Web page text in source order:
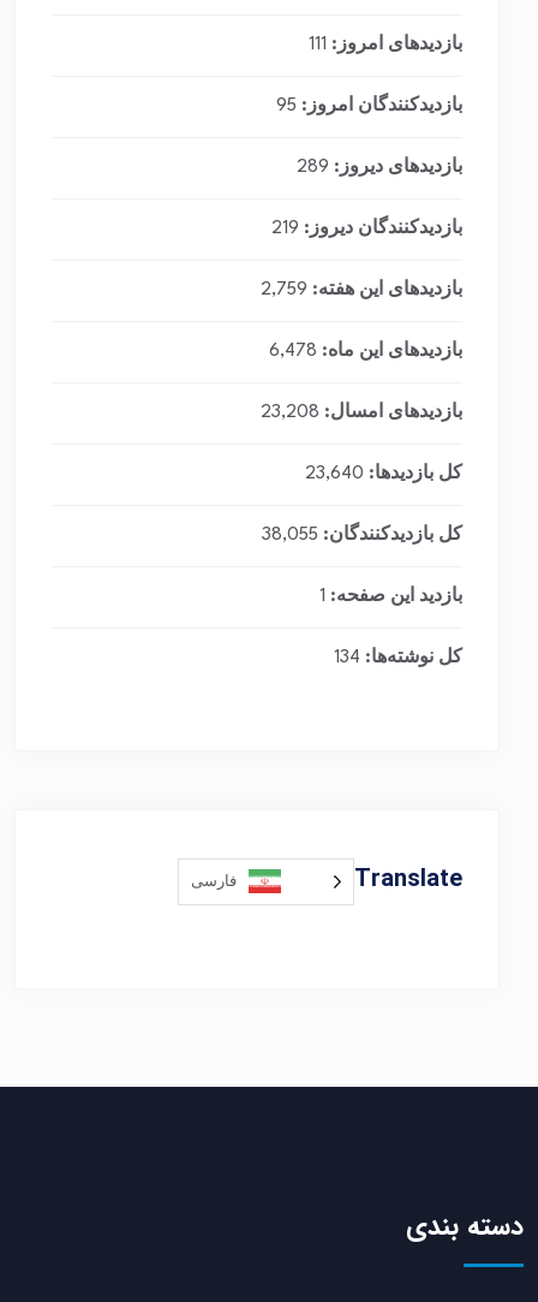
بازدیدهای امروز: 111
بازدیدکنندگان امروز: 95
بازدیدهای دیروز: 289
بازدیدکنندگان دیروز: 219
بازدیدهای این هفته: 2,759
بازدیدهای این ماه: 6,478
بازدیدهای امسال: 23,208
کل بازدیدها: 23,640
کل بازدیدکنند‌گان: 38,055
بازدید این صفحه: 1
کل نوشته‌ها: 134
Translate فارسی
دسته بندی